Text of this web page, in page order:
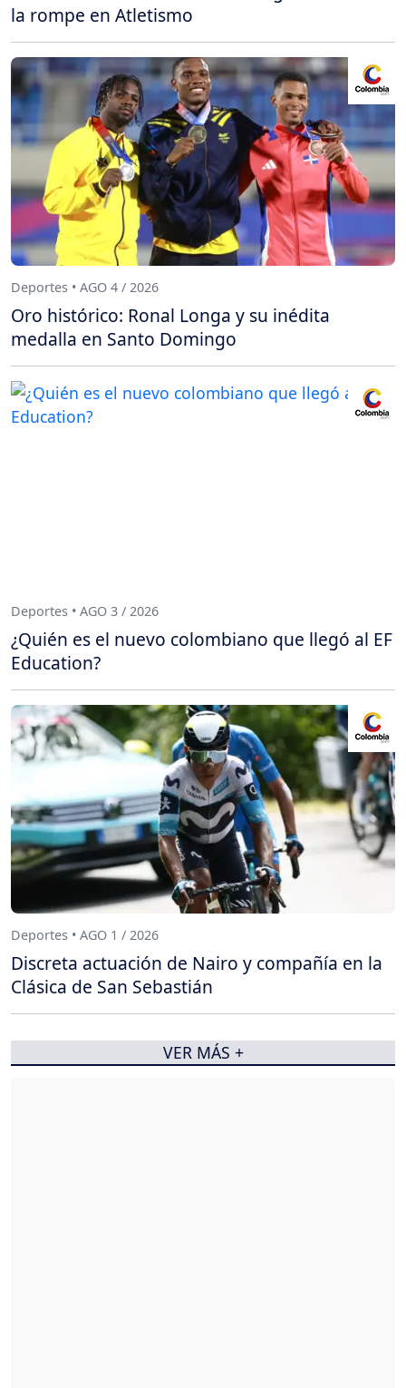
la rompe en Atletismo
Deportes • AGO 4 / 2026
Oro histórico: Ronal Longa y su inédita
medalla en Santo Domingo
Deportes • AGO 3 / 2026
¿Quién es el nuevo colombiano que llegó al EF
Education?
Deportes • AGO 1 / 2026
Discreta actuación de Nairo y compañía en la
Clásica de San Sebastián
VER MÁS +